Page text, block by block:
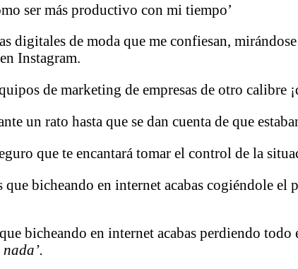
ser más productivo con mi tiempo’
digitales de moda que me confiesan,
Instagram.
de marketing de empresas de otro calibre
un rato hasta que se dan cuenta de que
que te encantará tomar el control de la
que bicheando en internet acabas cogiéndole
bicheando en internet acabas perdiendo